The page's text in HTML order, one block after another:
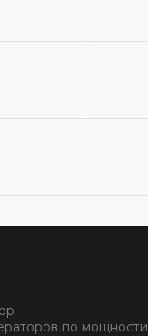
по мощности